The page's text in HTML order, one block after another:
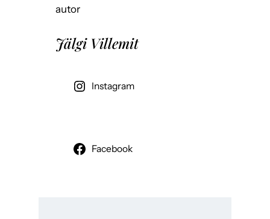
autor
Jälgi Villemit
Instagram
Facebook